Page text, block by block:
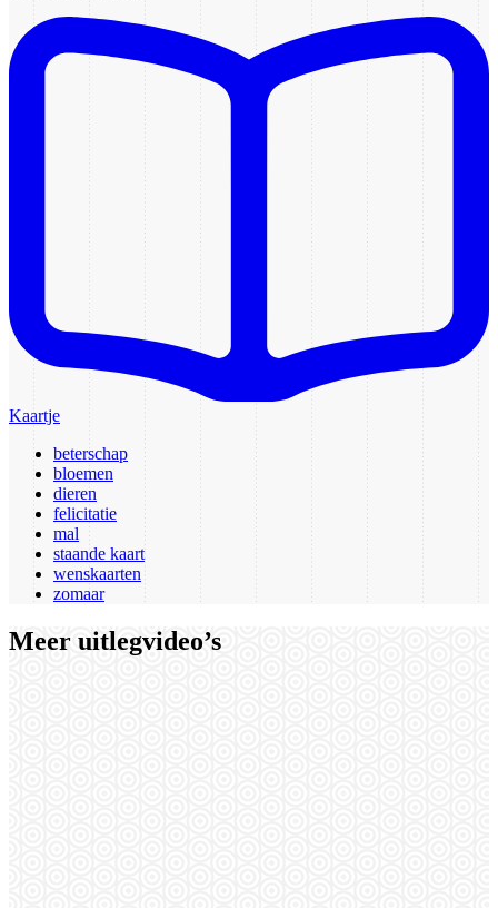
Kaartje
beterschap
bloemen
dieren
felicitatie
mal
staande kaart
wenskaarten
zomaar
Meer uitlegvideo’s